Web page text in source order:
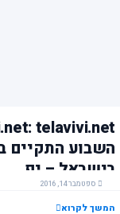
השבוע התקיים
בישראל – יפ...
ספטמבר 14, 2016
המשך לקרוא